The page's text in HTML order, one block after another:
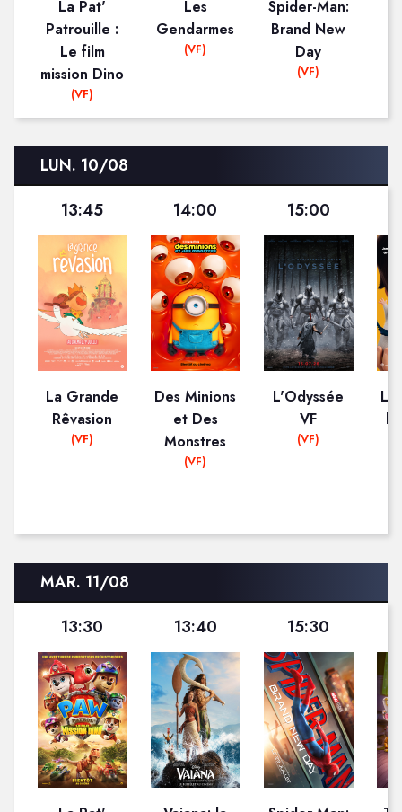
La Pat'
Patrouille :
Le film
mission Dino
(VF)
Les
Gendarmes
(VF)
Spider-Man:
Brand New
Day
(VF)
LUN. 10/08
13:45
La Grande
Rêvasion
(VF)
14:00
Des Minions
et Des
Monstres
(VF)
15:00
L'Odyssée
VF
(VF)
La
MAR. 11/08
13:30
13:40 15:30